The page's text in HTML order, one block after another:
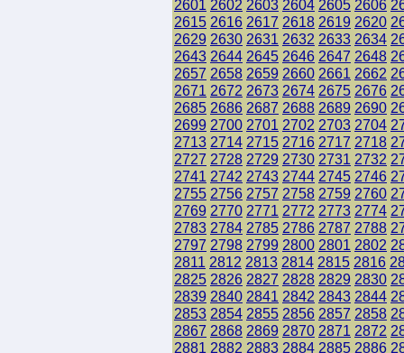
2601 2602 2603 2604 2605 2606
2615 2616 2617 2618 2619 2620
2629 2630 2631 2632 2633 2634
2643 2644 2645 2646 2647 2648
2657 2658 2659 2660 2661 2662
2671 2672 2673 2674 2675 2676
2685 2686 2687 2688 2689 2690
2699 2700 2701 2702 2703 2704
2713 2714 2715 2716 2717 2718
2727 2728 2729 2730 2731 2732
2741 2742 2743 2744 2745 2746
2755 2756 2757 2758 2759 2760
2769 2770 2771 2772 2773 2774
2783 2784 2785 2786 2787 2788
2797 2798 2799 2800 2801 2802
2811 2812 2813 2814 2815 2816
2825 2826 2827 2828 2829 2830
2839 2840 2841 2842 2843 2844
2853 2854 2855 2856 2857 2858
2867 2868 2869 2870 2871 2872
2881 2882 2883 2884 2885 2886